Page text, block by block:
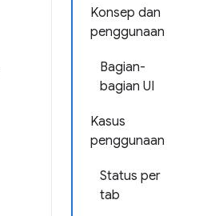
Konsep dan
penggunaan
Bagian-
bagian UI
Kasus
penggunaan
Status per
tab